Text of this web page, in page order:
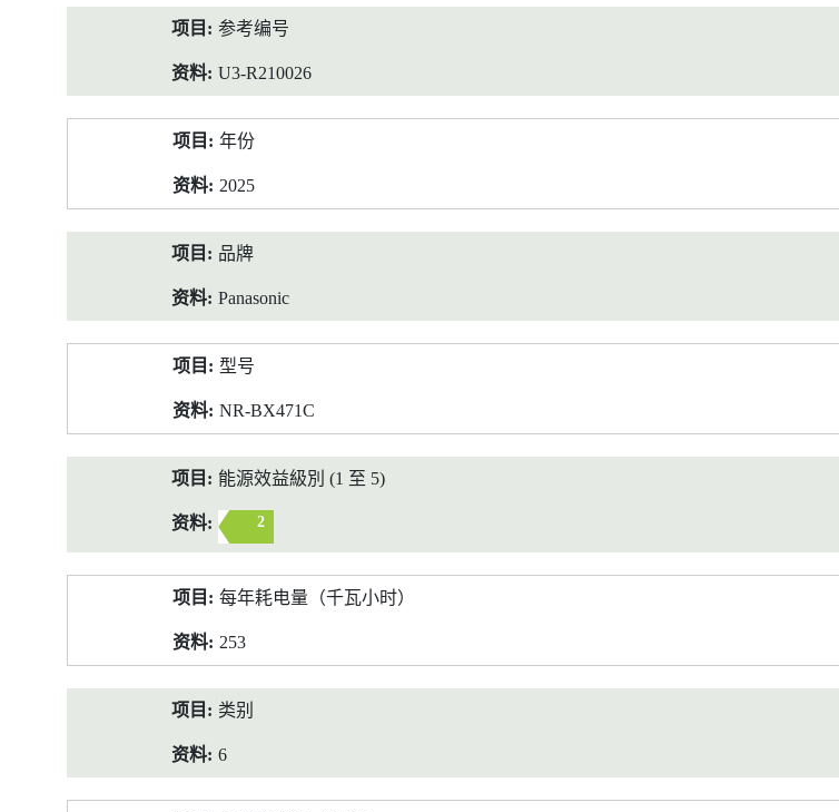
参考编号
U3-R210026
年份
2025
品牌
Panasonic
型号
NR-BX471C
能源效益級別 (1 至 5)
2
每年耗电量（千瓦小时）
253
类别
6